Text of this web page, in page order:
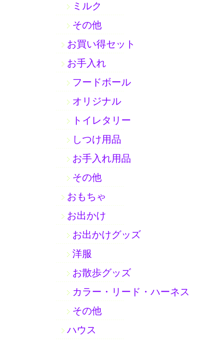
ミルク
その他
お買い得セット
お手入れ
フードボール
オリジナル
トイレタリー
しつけ用品
お手入れ用品
その他
おもちゃ
お出かけ
お出かけグッズ
洋服
お散歩グッズ
カラー・リード・ハーネス
その他
ハウス